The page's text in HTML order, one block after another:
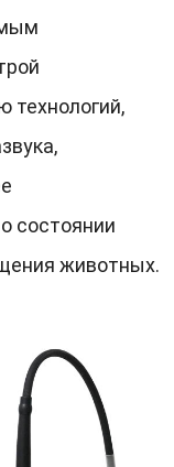
технологий,
,
состоянии
животных.